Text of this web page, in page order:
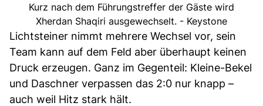
Kurz nach dem Führungstreffer der Gäste wird
Xherdan Shaqiri ausgewechselt. - Keystone
Lichtsteiner nimmt mehrere Wechsel vor, sein
Team kann auf dem Feld aber überhaupt keinen
Druck erzeugen. Ganz im Gegenteil: Kleine-Bekel
und Daschner verpassen das 2:0 nur knapp –
auch weil Hitz stark hält.